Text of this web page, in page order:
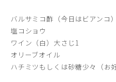
バルサミコ酢（今日はビアンコ
塩コショウ
ワイン（白）大さじ1
オリーブオイル
ハチミツもしくは砂糖少々（お